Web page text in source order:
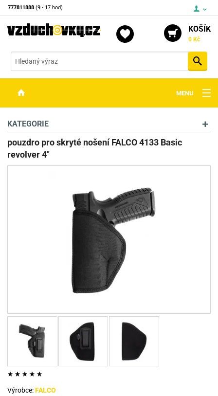
777811888 (9 - 17 hod)
KOŠÍK
0 Kč
MENU
OPTIKA
STŘELIVO
DETEKTORY KOVŮ
KATEGORIE
pouzdro pro skryté nošení FALCO 4133 Basic
revolver 4"
Výrobce:FALCO